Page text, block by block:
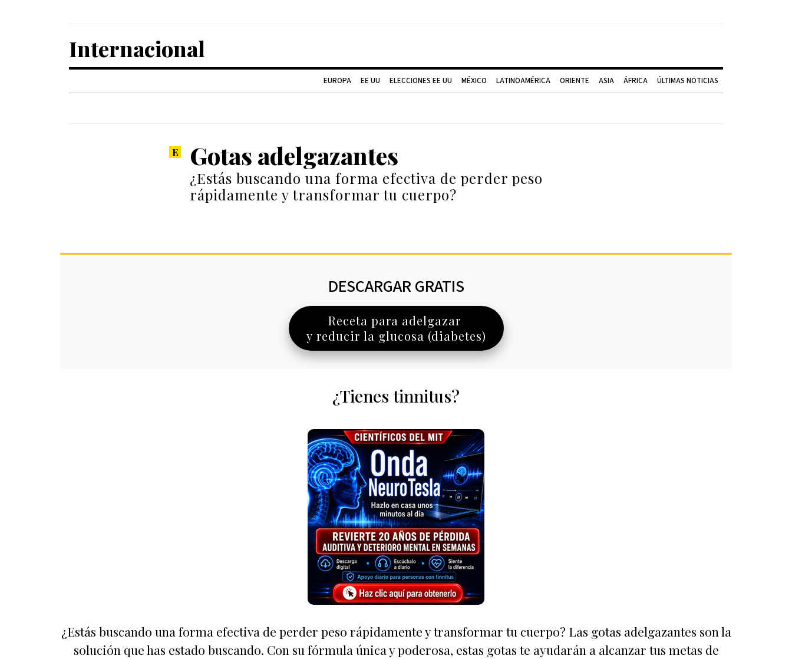
Internacional
EUROPA EE UU ELECCIONES EE UU MÉXICO LATINOAMÉRICA ORIENTE ASIA ÁFRICA ÚLTIMAS NOTICIAS
Gotas adelgazantes
¿Estás buscando una forma efectiva de perder peso
rápidamente y transformar tu cuerpo?
DESCARGAR GRATIS
Receta para adelgazar
y reducir la glucosa (diabetes)
¿Tienes tinnitus?
¿Estás buscando una forma efectiva de perder peso rápidamente y transformar tu cuerpo? Las gotas adelgazantes son la
solución que has estado buscando. Con su fórmula única y poderosa, estas gotas te ayudarán a alcanzar tus metas de